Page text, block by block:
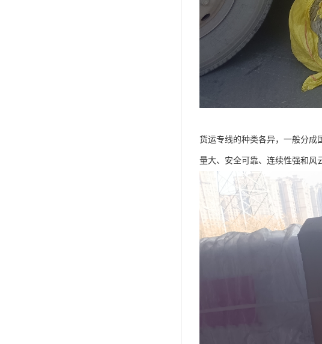
货运专线的种类各异，一般分成
量大、安全可靠、连续性强和风